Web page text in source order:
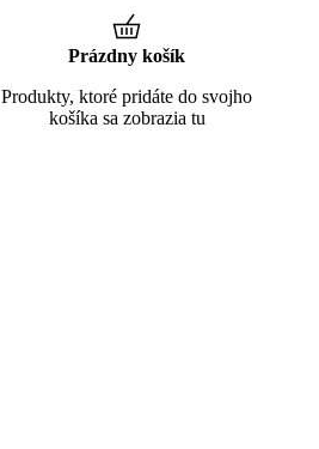
Prázdny košík
Produkty, ktoré pridáte do svojho
košíka sa zobrazia tu